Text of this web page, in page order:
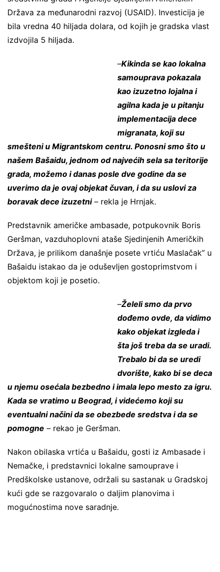
Država za međunarodni razvoj (USAID). Investicija je
bila vredna 40 hiljada dolara, od kojih je gradska vlast
izdvojila 5 hiljada.
–Kikinda se kao lokalna
samouprava pokazala
kao izuzetno lojalna i
agilna kada je u pitanju
implementacija dece
migranata, koji su
smešteni u Migrantskom centru. Ponosni smo što u
našem Bašaidu, jednom od najvećih sela sa teritorije
grada, možemo i danas posle dve godine da se
uverimo da je ovaj objekat čuvan, i da su uslovi za
boravak dece izuzetni – rekla je Hrnjak.
Predstavnik američke ambasade, potpukovnik Boris
Geršman, vazduhoplovni ataše Sjedinjenih Američkih
Država, je prilikom današnje posete vrtiću Maslačak” u
Bašaidu istakao da je oduševljen gostoprimstvom i
objektom koji je posetio.
–Želeli smo da prvo
dođemo ovde, da vidimo
kako objekat izgleda i
šta još treba da se uradi.
Trebalo bi da se uredi
dvorište, kako bi se deca
u njemu osećala bezbedno i imala lepo mesto za igru.
Kada se vratimo u Beograd, i videćemo koji su
eventualni načini da se obezbede sredstva i da se
pomogne – rekao je Geršman.
Nakon obilaska vrtića u Bašaidu, gosti iz Ambasade i
Nemačke, i predstavnici lokalne samouprave i
Predškolske ustanove, održali su sastanak u Gradskoj
kući gde se razgovaralo o daljim planovima i
mogućnostima nove saradnje.